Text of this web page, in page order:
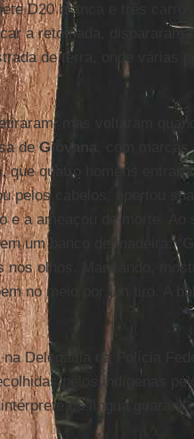
D20 branca e três
a retomada, dispararam
de terra, onde várias
mas voltaram
deGiovana
, com
que quatro homens
pelos cabelos, apertou
e a ameaçou de morte. Ao
um banco de madeira.
nos olhos. Mancando,
no meio por um tiro. A
Delegacia da Polícia
pelos indígenas
da língua guarani.